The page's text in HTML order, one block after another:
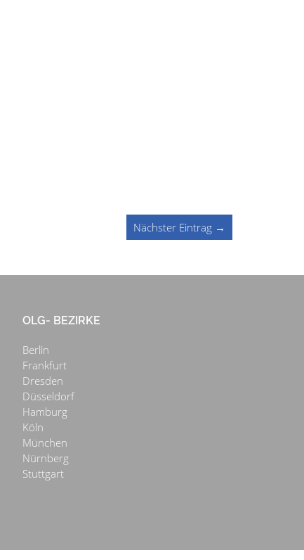
Nächster Eintrag →
OLG- BEZIRKE
Berlin
Frankfurt
Dresden
Düsseldorf
Hamburg
Köln
München
Nürnberg
Stuttgart